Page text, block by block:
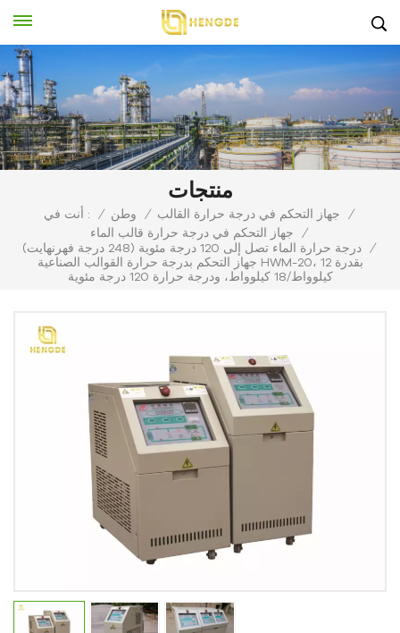
منتجات
أنت في : / وطن / جهاز التحكم في درجة حرارة القالب
/
جهاز التحكم في درجة حرارة قالب الماء
/
درجة حرارة الماء تصل إلى 120 درجة مئوية (248 درجة فهرنهايت) /
جهاز التحكم بدرجة حرارة القوالب الصناعية HWM-20، بقدرة 12
كيلوواط/18 كيلوواط، ودرجة حرارة 120 درجة مئوية